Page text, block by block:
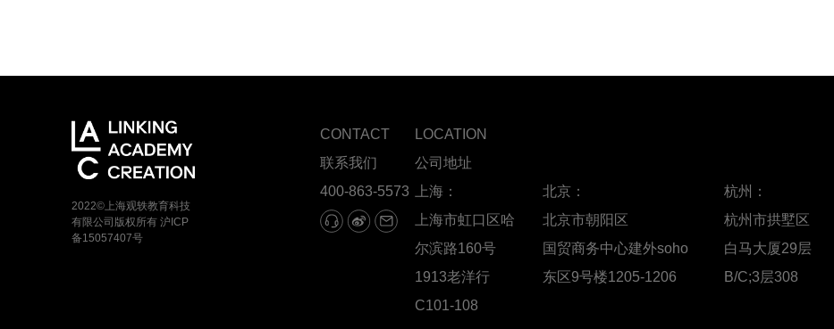
2022©上海观轶教育科技
有限公司版权所有 沪ICP
备15057407号
CONTACT
联系我们
400-863-5573
LOCATION
公司地址
上海：
上海市虹口区哈
尔滨路160号
1913老洋行
C101-108
北京：
北京市朝阳区
国贸商务中心建外soho
东区9号楼1205-1206
杭州：
杭州市拱墅区
白马大厦29层
B/C;3层308